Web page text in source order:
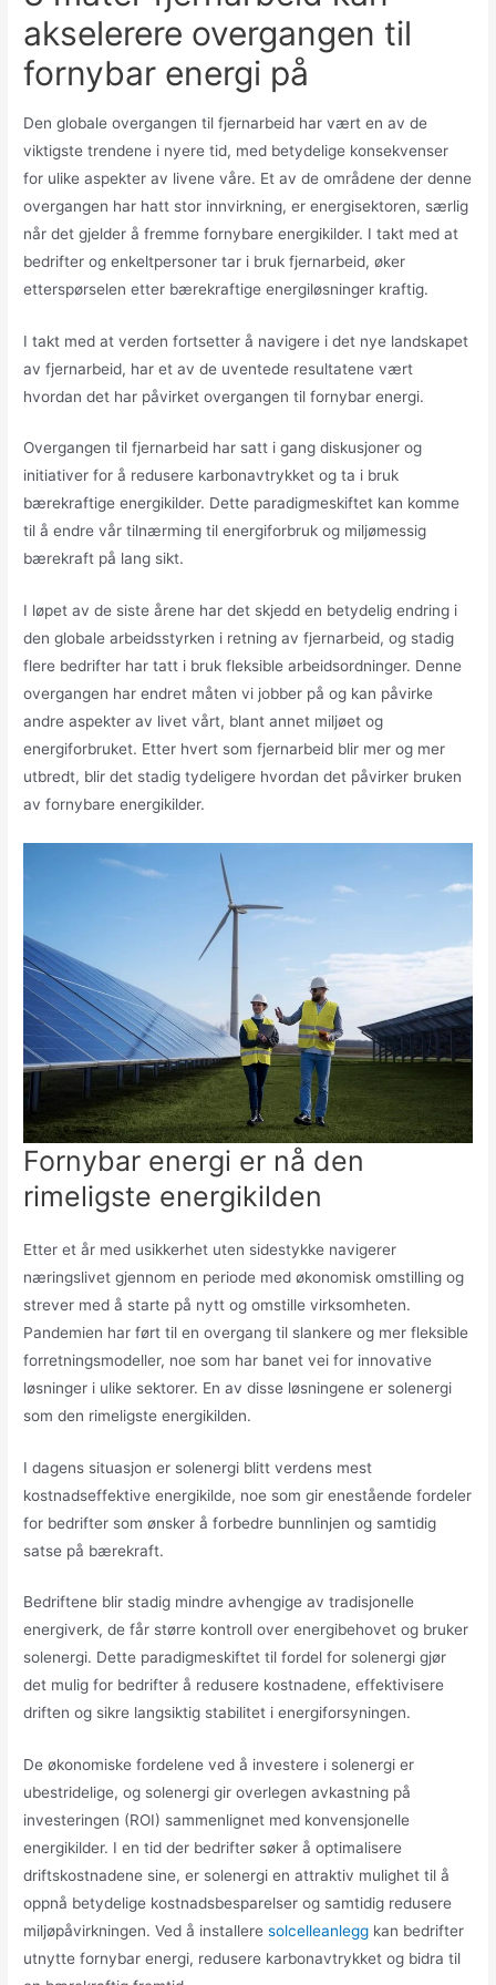
akselerere overgangen til
fornybar energi på
Den globale overgangen til fjernarbeid har vært en av de
viktigste trendene i nyere tid, med betydelige konsekvenser
for ulike aspekter av livene våre. Et av de områdene der denne
overgangen har hatt stor innvirkning, er energisektoren, særlig
når det gjelder å fremme fornybare energikilder. I takt med at
bedrifter og enkeltpersoner tar i bruk fjernarbeid, øker
etterspørselen etter bærekraftige energiløsninger kraftig.
I takt med at verden fortsetter å navigere i det nye landskapet
av fjernarbeid, har et av de uventede resultatene vært
hvordan det har påvirket overgangen til fornybar energi.
Overgangen til fjernarbeid har satt i gang diskusjoner og
initiativer for å redusere karbonavtrykket og ta i bruk
bærekraftige energikilder. Dette paradigmeskiftet kan komme
til å endre vår tilnærming til energiforbruk og miljømessig
bærekraft på lang sikt.
I løpet av de siste årene har det skjedd en betydelig endring i
den globale arbeidsstyrken i retning av fjernarbeid, og stadig
flere bedrifter har tatt i bruk fleksible arbeidsordninger. Denne
overgangen har endret måten vi jobber på og kan påvirke
andre aspekter av livet vårt, blant annet miljøet og
energiforbruket. Etter hvert som fjernarbeid blir mer og mer
utbredt, blir det stadig tydeligere hvordan det påvirker bruken
av fornybare energikilder.
Fornybar energi er nå den
rimeligste energikilden
Etter et år med usikkerhet uten sidestykke navigerer
næringslivet gjennom en periode med økonomisk omstilling og
strever med å starte på nytt og omstille virksomheten.
Pandemien har ført til en overgang til slankere og mer fleksible
forretningsmodeller, noe som har banet vei for innovative
løsninger i ulike sektorer. En av disse løsningene er solenergi
som den rimeligste energikilden.
I dagens situasjon er solenergi blitt verdens mest
kostnadseffektive energikilde, noe som gir enestående fordeler
for bedrifter som ønsker å forbedre bunnlinjen og samtidig
satse på bærekraft.
Bedriftene blir stadig mindre avhengige av tradisjonelle
energiverk, de får større kontroll over energibehovet og bruker
solenergi. Dette paradigmeskiftet til fordel for solenergi gjør
det mulig for bedrifter å redusere kostnadene, effektivisere
driften og sikre langsiktig stabilitet i energiforsyningen.
De økonomiske fordelene ved å investere i solenergi er
ubestridelige, og solenergi gir overlegen avkastning på
investeringen (ROI) sammenlignet med konvensjonelle
energikilder. I en tid der bedrifter søker å optimalisere
driftskostnadene sine, er solenergi en attraktiv mulighet til å
oppnå betydelige kostnadsbesparelser og samtidig redusere
miljøpåvirkningen. Ved å installeresolcelleanlegg kan bedrifter
utnytte fornybar energi, redusere karbonavtrykket og bidra til